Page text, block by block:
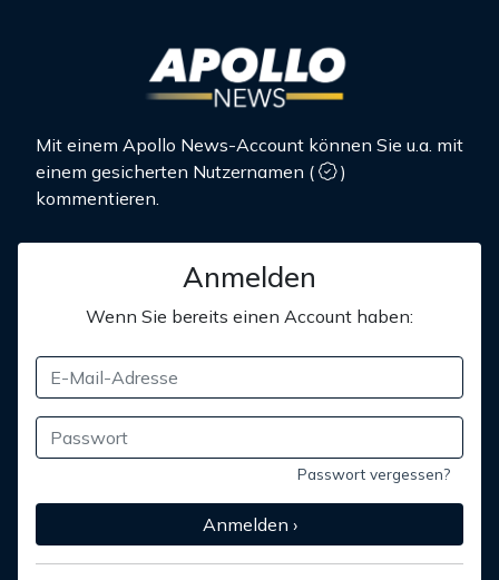
Mit einem Apollo News-Account können Sie u.a. mit
einem gesicherten Nutzernamen (
)
kommentieren.
Anmelden
Wenn Sie bereits einen Account haben:
Passwort vergessen?
Anmelden ›